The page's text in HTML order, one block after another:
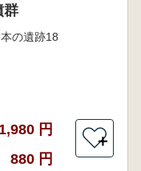
群
の遺跡18
1,980 円
880 円
＋